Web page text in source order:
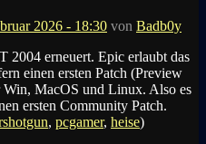
2026 - 18:30 von Badb0y
erneuert. Epic erlaubt das
einen ersten Patch (Preview
Win, MacOS und Linux. Also es
ersten Community Patch.
, pcgamer, heise)